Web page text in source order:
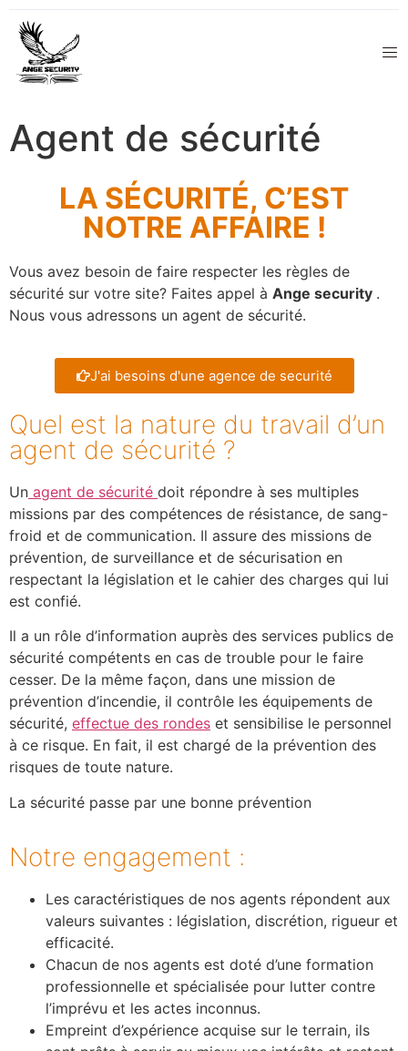
Agent de sécurité
LA SÉCURITÉ, C’EST
NOTRE AFFAIRE !
Vous avez besoin de faire respecter les règles de
sécurité sur votre site? Faites appel à Ange security .
Nous vous adressons un agent de sécurité.
J'ai besoins d'une agence de securité
Quel est la nature du travail d’un
agent de sécurité ?
Un agent de sécurité doit répondre à ses multiples
missions par des compétences de résistance, de sang-
froid et de communication. Il assure des missions de
prévention, de surveillance et de sécurisation en
respectant la législation et le cahier des charges qui lui
est confié.
Il a un rôle d’information auprès des services publics de
sécurité compétents en cas de trouble pour le faire
cesser. De la même façon, dans une mission de
prévention d’incendie, il contrôle les équipements de
sécurité, effectue des rondes et sensibilise le personnel
à ce risque. En fait, il est chargé de la prévention des
risques de toute nature.
La sécurité passe par une bonne prévention
Notre engagement :
Les caractéristiques de nos agents répondent aux
valeurs suivantes : législation, discrétion, rigueur et
efficacité.
Chacun de nos agents est doté d’une formation
professionnelle et spécialisée pour lutter contre
l’imprévu et les actes inconnus.
Empreint d’expérience acquise sur le terrain, ils